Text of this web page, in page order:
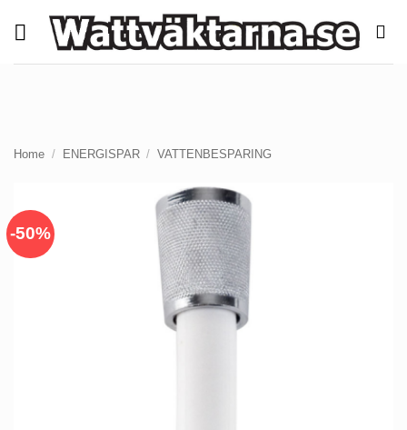
Home / ENERGISPAR / VATTENBESPARING
-50%